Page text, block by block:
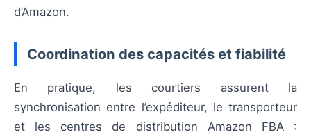
d’Amazon.
Coordination des capacités et fiabilité
En pratique, les courtiers assurent la
synchronisation entre l’expéditeur, le transporteur
et les centres de distribution Amazon FBA :